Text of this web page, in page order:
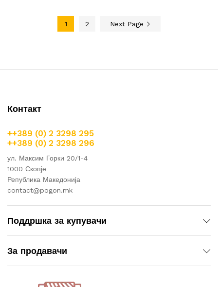
1 2 Next Page
Контакт
++389 (0) 2 3298 295
++389 (0) 2 3298 296
ул. Максим Горки 20/1-4
1000 Скопје
Република Македонија
contact@pogon.mk
Поддршка за купувачи
За продавачи